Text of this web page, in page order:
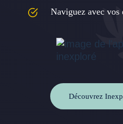
Naviguez avec vos
Découvrez